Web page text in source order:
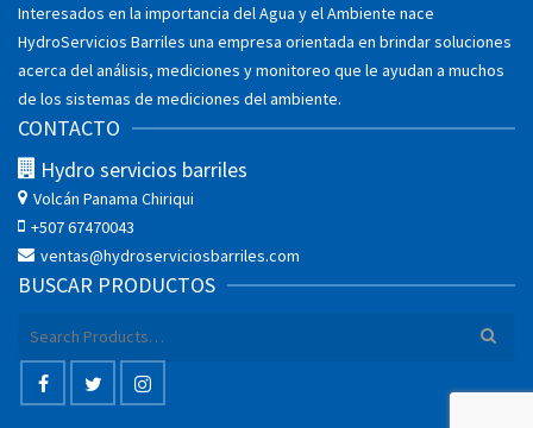
Interesados en la importancia del Agua y el Ambiente nace
HydroServicios Barriles una empresa orientada en brindar soluciones
acerca del análisis, mediciones y monitoreo que le ayudan a muchos
de los sistemas de mediciones del ambiente.
CONTACTO
Hydro servicios barriles
Volcán Panama Chiriqui
+507 67470043
ventas@hydroserviciosbarriles.com
BUSCAR PRODUCTOS